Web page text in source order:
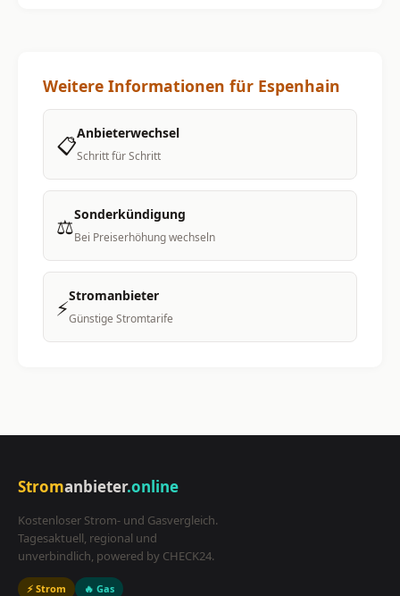
Weitere Informationen für Espenhain
📋Anbieterwechsel
Schritt für Schritt
⚖️Sonderkündigung
Bei Preiserhöhung wechseln
⚡Stromanbieter
Günstige Stromtarife
Stromanbieter.online
Kostenloser Strom- und Gasvergleich.
Tagesaktuell, regional und
unverbindlich, powered by CHECK24.
⚡ Strom 🔥 Gas